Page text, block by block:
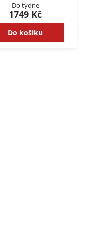
Do týdne
1749 Kč
Do košíku